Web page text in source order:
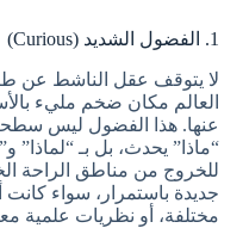
1. الفضول الشديد (Curious)
لا يتوقف عقل الناشط عن
العالم مكان ضخم مليء
عنها. هذا الفضول ليس
“ماذا” يحدث، بل بـ
للخروج من مناطق الراحة
جديدة باستمرار، سواء
مختلفة، أو نظريات علمية